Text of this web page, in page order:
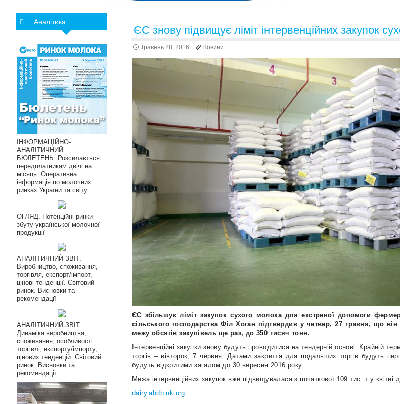
ЄС знову підвищує ліміт інтервенційних закупок
Травень 28, 2016 Новини
ЄС збільшує ліміт закупок сухого молока для екстреної допомоги
сільського господарства Філ Хоган підтвердив у четвер, 27 травня, що
межу обсягів закупівель ще раз, до 350 тисяч тонн.
Інтервенційні закупки знову будуть проводитися на тендерній основі. Крайній
торгів – вівторок, 7 червня. Датами закриття для подальших торгів будуть
будуть відкритими загалом до 30 вересня 2016 року.
Межа інтервенційних закупок вже підвищувалася з початкової 109 тис. т у квітні
dairy.ahdb.uk.org
Аналітика
ІНФОРМАЦІЙНО-
АНАЛІТИЧНИЙ
БЮЛЕТЕНЬ. Розсилається
передплатникам двічі на
місяць. Оперативна
інформація по молочних
ринках України та світу
ОГЛЯД. Потенційні ринки
збуту української молочної
продукції
АНАЛІТИЧНИЙ ЗВІТ.
Виробництво, споживання,
торгівля, експорт/імпорт,
цінові тенденції. Світовий
ринок. Висновки та
рекомендації
АНАЛІТИЧНИЙ ЗВІТ.
Динаміка виробництва,
споживання, особливості
торгівлі, експорту/імпорту,
цінових тенденцій. Світовий
ринок. Висновки та
рекомендації